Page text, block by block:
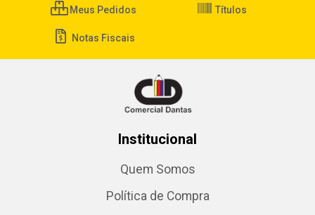
Meus Pedidos Títulos
Notas Fiscais
Institucional
Quem Somos
Política de Compra